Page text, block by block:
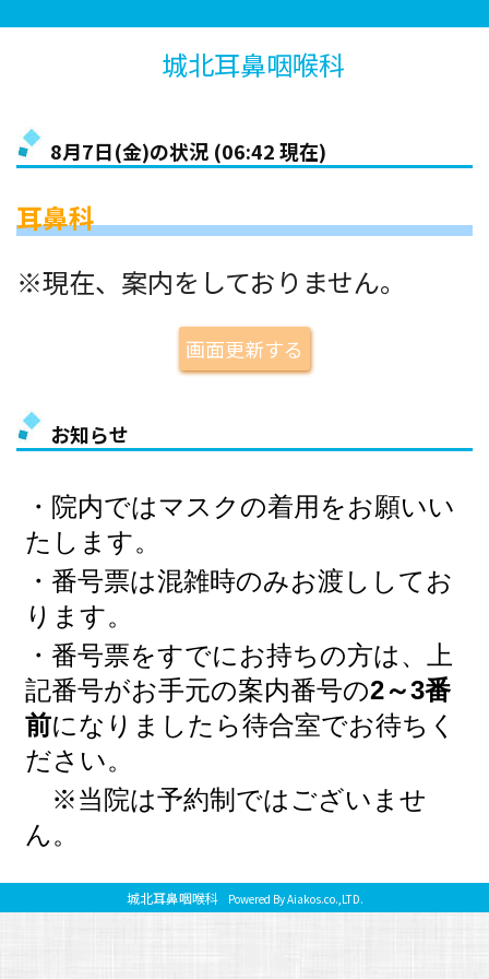
城北耳鼻咽喉科
8月7日(金)の状況 (06:42現在)
耳鼻科
※現在、案内をしておりません。
画面更新する
お知らせ
城北耳鼻咽喉科 Powered By Aiakos.co.,LTD.